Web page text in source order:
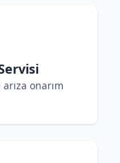
onarım